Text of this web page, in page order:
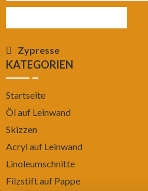
Beitragsnavigation
Zypresse
KATEGORIEN
Startseite
Öl auf Leinwand
Skizzen
Acryl auf Leinwand
Linoleumschnitte
Filzstift auf Pappe